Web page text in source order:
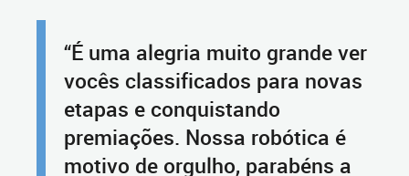
“É uma alegria muito grande ver
vocês classificados para novas
etapas e conquistando
premiações. Nossa robótica é
motivo de orgulho, parabéns a